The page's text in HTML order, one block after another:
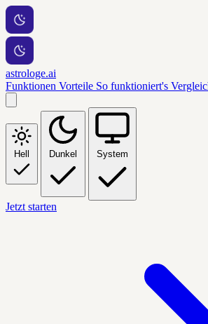
astrologe.ai
Funktionen Vorteile So funktioniert's
Hell Dunkel System
Jetzt starten